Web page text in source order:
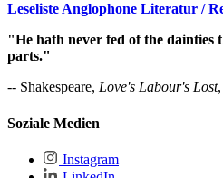
Leseliste Anglophone Literatur /
"He hath never fed of the dainties
parts."
-- Shakespeare, Love's Labour's Lost
Soziale Medien
Instagram